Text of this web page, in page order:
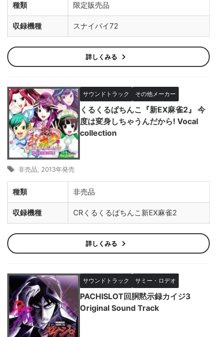
種類 限定販売品
収録機種 スナイパイ72
詳しくみる
サウンドトラック その他メーカー
くるくるぱちんこ『新EX麻雀2』 今
度は変身しちゃうんだから! Vocal
collection
非売品 2013年発売
種類 非売品
収録機種 CRくるくるぱちんこ新EX麻雀2
詳しくみる
サウンドトラック サミー・ロデオ
PACHISLOT回胴黙示録カイジ3
Original Sound Track